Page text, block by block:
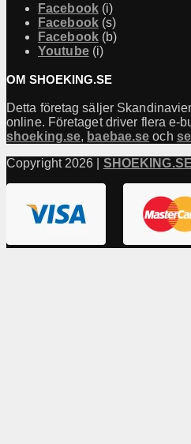
Facebook(i)
Facebook(s)
Facebook(b)
Youtube(i)
OM SHOEKING.SE
Detta företag säljer
online. Företaget driver flera e-
shoeking.se, baebae.se och
Copyright 2026 | SHOEKING.SE